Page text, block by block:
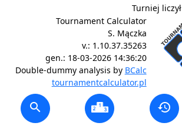
Turniej liczył
Tournament Calculator
S. Mączka
v.: 1.10.37.35263
gen.: 18-03-2026 14:36:20
Double-dummy analysis by BCalc
tournamentcalculator.pl
search history